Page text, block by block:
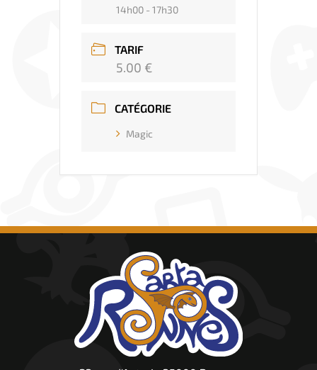
14h00 - 17h30
TARIF
5.00 €
CATÉGORIE
Magic